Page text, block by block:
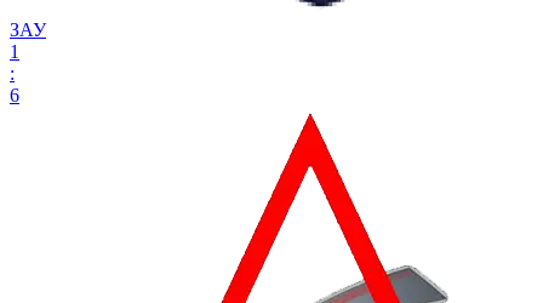
ЗАУ
1
:
6